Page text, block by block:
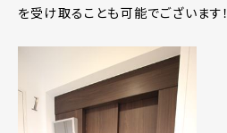
を受け取ることも可能でございます！